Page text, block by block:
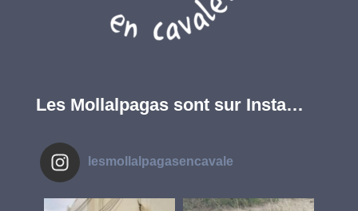
Les Mollalpagas sont sur Insta…
lesmollalpagasencavale